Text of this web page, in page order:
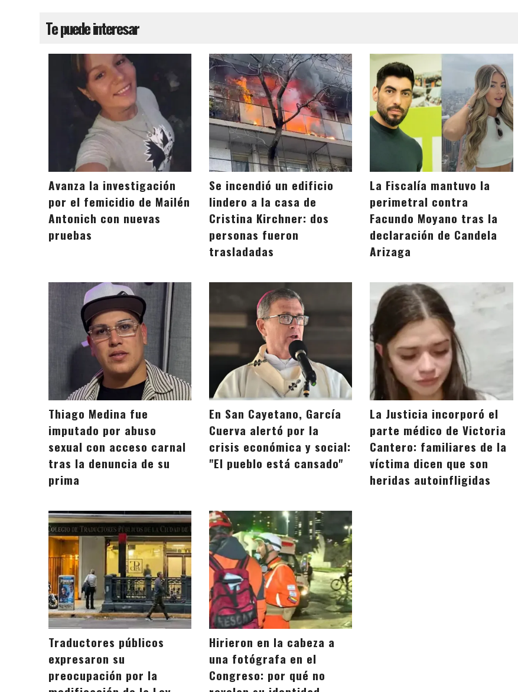
Te puede interesar
Avanza la investigación
por el femicidio de Mailén
Antonich con nuevas
pruebas
Se incendió un edificio
lindero a la casa de
Cristina Kirchner: dos
personas fueron
trasladadas
La Fiscalía mantuvo la
perimetral contra
Facundo Moyano tras la
declaración de Candela
Arizaga
Thiago Medina fue
imputado por abuso
sexual con acceso carnal
tras la denuncia de su
prima
En San Cayetano, García
Cuerva alertó por la
crisis económica y social:
"El pueblo está cansado"
La Justicia incorporó el
parte médico de Victoria
Cantero: familiares de la
víctima dicen que son
heridas autoinfligidas
Traductores públicos
expresaron su
preocupación por la
Hirieron en la cabeza a
una fotógrafa en el
Congreso: por qué no